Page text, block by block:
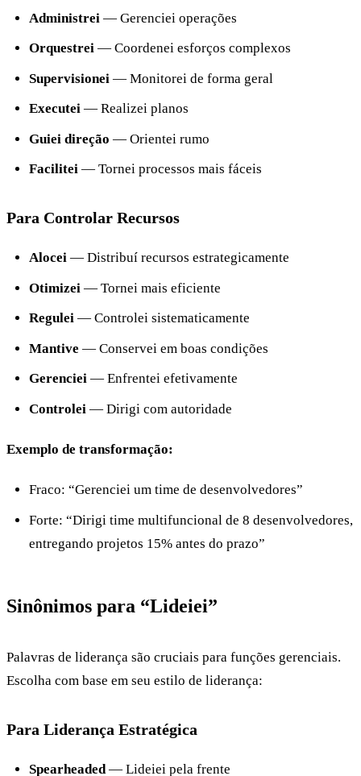
Administrei — Gerenciei operações
Orquestrei— Coordenei esforços complexos
Supervisionei — Monitorei de forma geral
Executei— Realizei planos
Guiei direção — Orientei rumo
Facilitei— Tornei processos mais fáceis
Para Controlar Recursos
Alocei— Distribuí recursos estrategicamente
Otimizei— Tornei mais eficiente
Regulei— Controlei sistematicamente
Mantive — Conservei em boas condições
Gerenciei— Enfrentei efetivamente
Controlei— Dirigi com autoridade
Exemplo de transformação:
Fraco: “Gerenciei um time de desenvolvedores”
Forte: “Dirigi time multifuncional de 8 desenvolvedores,
entregando projetos 15% antes do prazo”
Sinônimos para “Lideiei”
Palavras de liderança são cruciais para funções gerenciais.
Escolha com base em seu estilo de liderança:
Para Liderança Estratégica
Spearheaded— Lideiei pela frente